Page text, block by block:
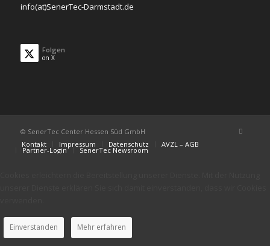
info(at)SenerTec-Darmstadt.de
Folgen
on X
© SenerTec Center Hessen Süd GmbH
Kontakt
Impressum Datenschutz AVZL – AGB
Partner-Login SenerTec Newsroom
Einverstanden Mehr erfahren